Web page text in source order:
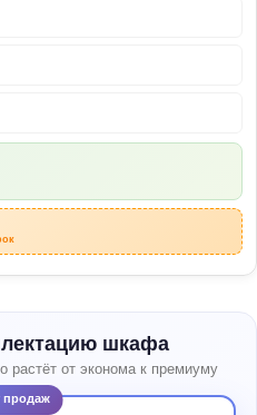
шкафа
от эконома к премиуму
продаж